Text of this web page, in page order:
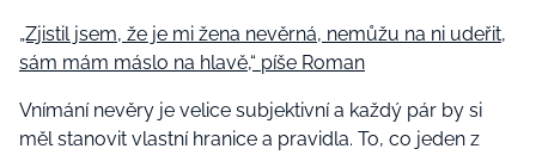
„Zjistil jsem, že je mi žena nevěrná, nemůžu na ni udeřit,
sám mám máslo na hlavě,“ píše Roman
Vnímání nevěry je velice subjektivní a každý pár by si
měl stanovit vlastní hranice a pravidla. To, co jeden z